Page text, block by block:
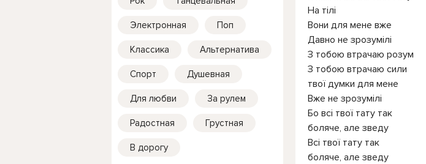
Электронная Поп
Классика Альтернатива
Спорт Душевная
Для любви За рулем
Радостная Грустная
В дорогу
На тілі
Вони для мене вже
Давно не зрозумілі
З тобою втрачаю розум
З тобою втрачаю сили
твої думки для мене
Вже не зрозумілі
Бо всі твої тату так
боляче, але зведу
Всі твої тату так
боляче, але зведу